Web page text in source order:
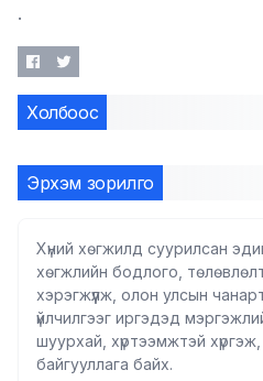
.
Холбоос
Эрхэм зорилго
Хүний хөгжилд суурилсан
хөгжлийн бодлого,
хэрэгжүүлж, олон улсын
үйлчилгээг иргэдэд
шуурхай, хүртээмжтэй
байгууллага байх.